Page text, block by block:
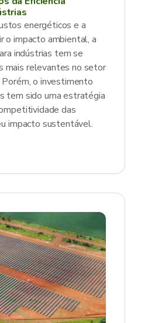
energéticos e a
o impacto ambiental, a
indústrias tem se
mais relevantes no setor
o investimento
tem sido uma estratégia
das
impacto sustentável.